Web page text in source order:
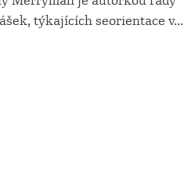
týkajících seorientace v...